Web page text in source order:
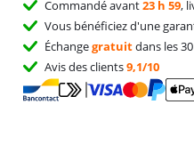
Commandé avant23 h 59,
Vous bénéficiez d'une
Échangegratuitdans les
Avis des clients9,1/10